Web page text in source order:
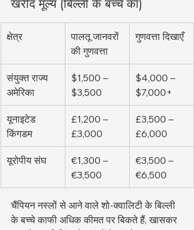
खरीद मूल्य (बिल्ली के बच्चे का)
क्षेत्र
पालतू जानवरों
की गुणवत्ता
गुणवत्ता दिखाएँ
संयुक्त राज्य
अमेरिका
$1,500 –
$3,500
$4,000 –
$7,000+
यूनाइटेड
किंगडम
£1,200 –
£3,000
£3,500 –
£6,000
यूरोपीय संघ
€1,300 –
€3,500
€3,500 –
€6,500
चैंपियन नस्लों से आने वाले शो-क्वालिटी के बिल्ली
के बच्चे काफी अधिक कीमत पर बिकते हैं, खासकर